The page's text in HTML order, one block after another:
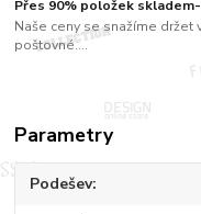
Přes 90% položek
Naše ceny se snažíme držet
poštovné....
Parametry
Podešev